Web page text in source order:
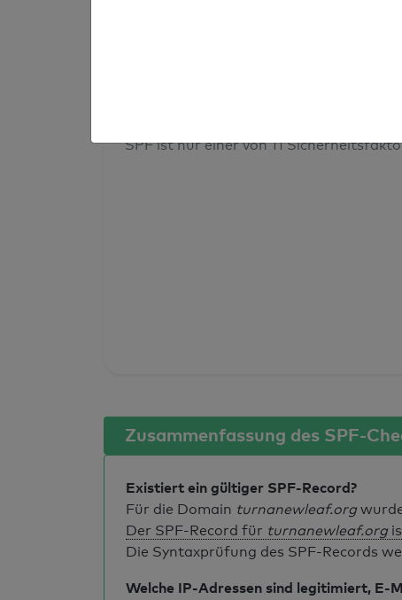
SPF ist nur einer von 11
Zusammenfassung des SPF-
Existiert ein gültiger SPF-Record?
Für die Domain turnanewleaf.org
Der SPF-Record für turnanewleaf.org
Die Syntaxprüfung des SPF-Records
Welche IP-Adressen sind legitimiert, E-